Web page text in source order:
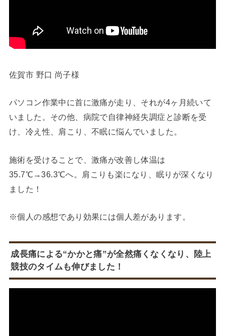
佐賀市 野口 尚子様
パソコン作業中に首に激痛が走り、それが4ヶ月続いて
いました。その他、病院で自律神経失調症と診断を受
け、冷え性、肩こり、不眠に悩んでいました。
施術を受けることで、激痛が改善し体温は
35.7℃→36.3℃へ。肩こりも楽になり、眠りが深くなり
ました！
※個人の感想であり効果には個人差があります。
成長痛による“かかと痛”が全然痛くなくなり、陸上
競技のタイムも伸びました！